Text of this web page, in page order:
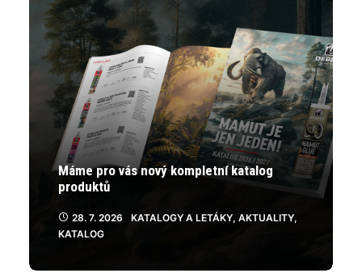
Máme pro vás nový kompletní katalog
produktů
28. 7. 2026 KATALOGY A LETÁKY, AKTUALITY,
KATALOG